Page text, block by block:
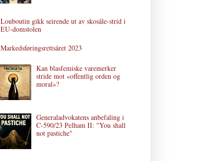
Louboutin gikk seirende ut av skosåle-strid i
EU-domstolen
Markedsføringsrettsåret 2023
Kan blasfemiske varemerker
stride mot «offentlig orden og
moral»?
Generaladvokatens anbefaling i
C‑590/23 Pelham II: "You shall
not pastiche"